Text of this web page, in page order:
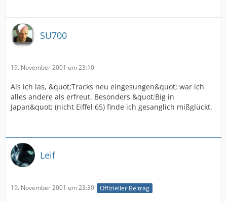
SU700
19. November 2001 um 23:10
Als ich las, &quot;Tracks neu eingesungen&quot; war ich
alles andere als erfreut. Besonders &quot;Big in
Japan&quot; (nicht Eiffel 65) finde ich gesanglich mißglückt.
Leif
19. November 2001 um 23:30 Offizieller Beitrag